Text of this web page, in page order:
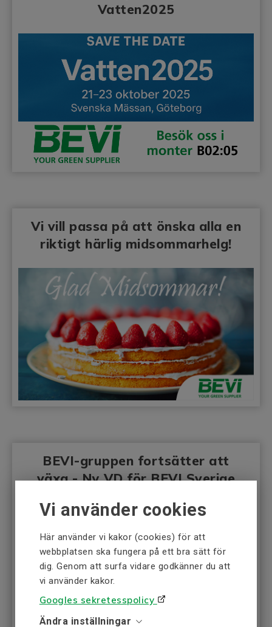
Vi använder cookies
Här använder vi kakor (cookies) för att
webbplatsen ska fungera på ett bra sätt för
dig. Genom att surfa vidare godkänner du att
vi använder kakor.
Googles sekretesspolicy
Ändra inställningar
Vatten2025
Vi vill passa på att önska alla en
riktigt härlig midsommarhelg!
BEVI-gruppen fortsätter att
växa - Ny VD för BEVI Sverige